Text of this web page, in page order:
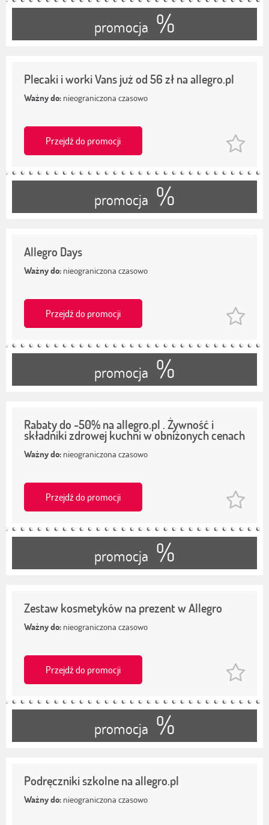
promocja %
Plecaki i worki Vans już od 56 zł na allegro.pl
Ważny do: nieograniczona czasowo
Przejdź do promocji
promocja %
Allegro Days
Ważny do: nieograniczona czasowo
Przejdź do promocji
promocja %
Rabaty do -50% na allegro.pl . Żywność i
składniki zdrowej kuchni w obniżonych cenach
Ważny do: nieograniczona czasowo
Przejdź do promocji
promocja %
Zestaw kosmetyków na prezent w Allegro
Ważny do: nieograniczona czasowo
Przejdź do promocji
promocja %
Podręczniki szkolne na allegro.pl
Ważny do: nieograniczona czasowo